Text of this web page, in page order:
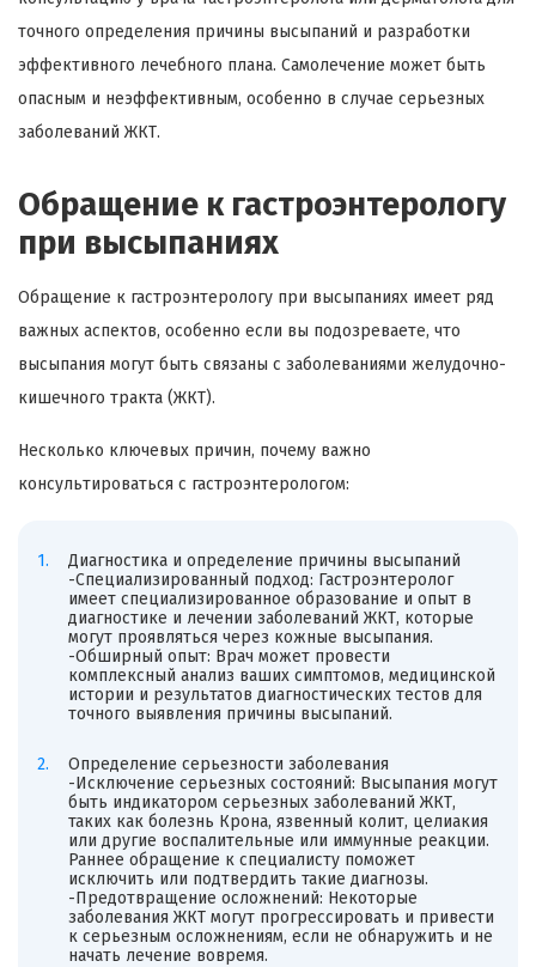
точного определения причины высыпаний и разработки
эффективного лечебного плана. Самолечение может быть
опасным и неэффективным, особенно в случае серьезных
заболеваний ЖКТ.
Обращение к гастроэнтерологу
при высыпаниях
Обращение к гастроэнтерологу при высыпаниях имеет ряд
важных аспектов, особенно если вы подозреваете, что
высыпания могут быть связаны с заболеваниями желудочно-
кишечного тракта (ЖКТ).
Несколько ключевых причин, почему важно
консультироваться с гастроэнтерологом:
Диагностика и определение причины высыпаний
-Специализированный подход: Гастроэнтеролог
имеет специализированное образование и опыт в
диагностике и лечении заболеваний ЖКТ, которые
могут проявляться через кожные высыпания.
-Обширный опыт: Врач может провести
комплексный анализ ваших симптомов, медицинской
истории и результатов диагностических тестов для
точного выявления причины высыпаний.
Определение серьезности заболевания
-Исключение серьезных состояний: Высыпания могут
быть индикатором серьезных заболеваний ЖКТ,
таких как болезнь Крона, язвенный колит, целиакия
или другие воспалительные или иммунные реакции.
Раннее обращение к специалисту поможет
исключить или подтвердить такие диагнозы.
-Предотвращение осложнений: Некоторые
заболевания ЖКТ могут прогрессировать и привести
к серьезным осложнениям, если не обнаружить и не
начать лечение вовремя.